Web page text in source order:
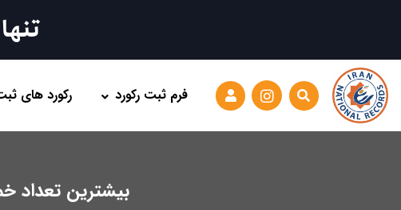
تنها
فرم ثبت رکورد رکورد های
بیشترین تعداد